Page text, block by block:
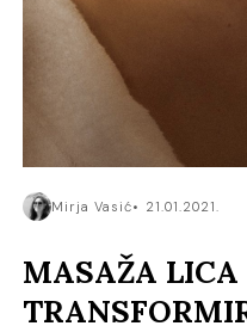
Mirja Vasić 21.01.2021.
MASAŽA LICA